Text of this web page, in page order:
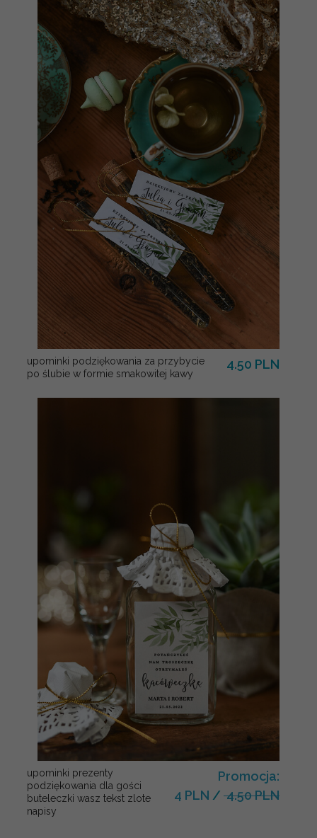
upominki podziękowania za przybycie
po ślubie w formie smakowitej kawy
4.50 PLN
upominki prezenty
podziękowania dla gości
buteleczki wasz tekst zlote
napisy
Promocja:
4 PLN / 4.50 PLN